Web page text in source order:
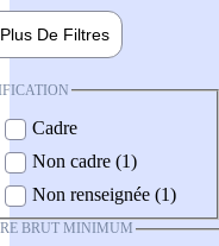
Plus De Filtres
Cadre
Non cadre (1)
Non renseignée (1)
BRUT MINIMUM